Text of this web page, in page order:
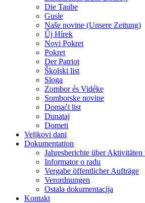
Die Taube
Gusle
Naše novine (Unsere Zeitung)
Űj Hírek
Novi Pokret
Pokret
Der Patriot
Školski list
Sloga
Zombor és Vidéke
Somborske novine
Domaći list
Dunataj
Dometi
Veljkovi dani
Dokumentation
Jahresberichte über Aktivitäten
Informator o radu
Vergabe öffentlicher Aufträge
Verordnungen
Ostala dokumentacija
Kontakt